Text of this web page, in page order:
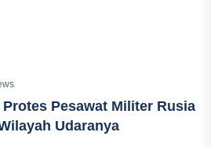
Pesawat Militer Rusia
Udaranya